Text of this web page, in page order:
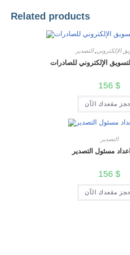
Related products
الإلكتروني,التصدير
الإلكتروني للصادرات
156 $
مقعدك الآن
التصدير
مسئول التصدير
156 $
مقعدك الآن